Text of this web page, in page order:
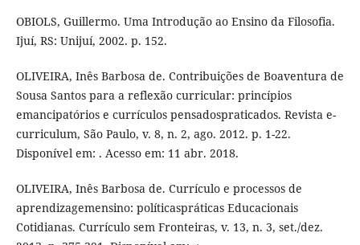
OBIOLS, Guillermo. Uma Introdução ao Ensino da Filosofia.
Ijuí, RS: Unijuí, 2002. p. 152.
OLIVEIRA, Inês Barbosa de. Contribuições de Boaventura de
Sousa Santos para a reflexão curricular: princípios
emancipatórios e currículos pensadospraticados. Revista e-
curriculum, São Paulo, v. 8, n. 2, ago. 2012. p. 1-22.
Disponível em: . Acesso em: 11 abr. 2018.
OLIVEIRA, Inês Barbosa de. Currículo e processos de
aprendizagemensino: políticaspráticas Educacionais
Cotidianas. Currículo sem Fronteiras, v. 13, n. 3, set./dez.